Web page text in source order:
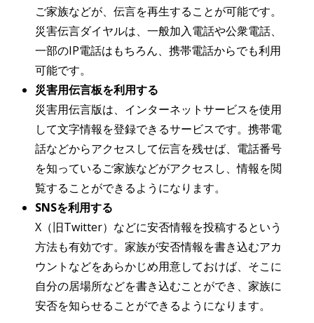
ご家族などが、伝言を再生することが可能です。
災害伝言ダイヤルは、一般加入電話や公衆電話、
一部のIP電話はもちろん、携帯電話からでも利用
可能です。
災害用伝言板を利用する
災害用伝言版は、インターネットサービスを使用
して文字情報を登録できるサービスです。携帯電
話などからアクセスして伝言を残せば、電話番号
を知っているご家族などがアクセスし、情報を閲
覧することができるようになります。
SNSを利用する
X（旧Twitter）などに安否情報を投稿するという
方法も有効です。家族が安否情報を書き込むアカ
ウントなどをあらかじめ用意しておけば、そこに
自分の居場所などを書き込むことができ、家族に
安否を知らせることができるようになります。